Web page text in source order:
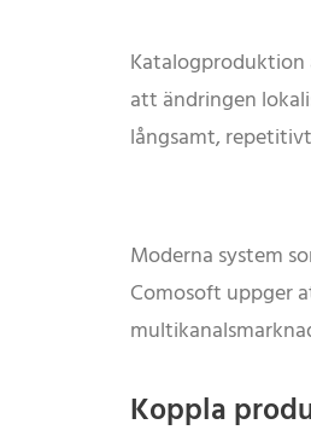
Katalogproduktion
att ändringen
långsamt,
Moderna system
Comosoft uppger
Koppla